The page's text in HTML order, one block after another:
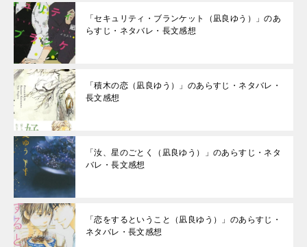
「セキュリティ・ブランケット（凪良ゆう）」のあ
らすじ・ネタバレ・長文感想
「積木の恋（凪良ゆう）」のあらすじ・ネタバレ・
長文感想
「汝、星のごとく（凪良ゆう）」のあらすじ・ネタ
バレ・長文感想
「恋をするということ（凪良ゆう）」のあらすじ・
ネタバレ・長文感想